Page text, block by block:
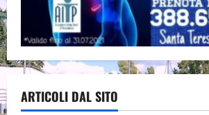
ARTICOLI DAL SITO